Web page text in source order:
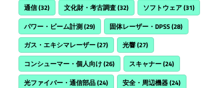
通信(32) 文化財・考古調査(32) ソフトウェア(31)
パワー・ビーム計測(29) 固体レーザー・DPSS(28)
ガス・エキシマレーザー(27) 光響(27)
コンシューマー・個人向け(26) スキャナー(24)
光ファイバー・通信部品(24) 安全・周辺機器(24)